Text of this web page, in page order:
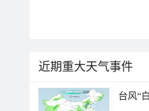
近期重大天气事件
台风“